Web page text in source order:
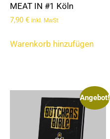
MEAT IN #1 Köln
7,90 € inkl. MwSt
Warenkorb hinzufügen
Angebot!